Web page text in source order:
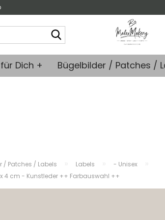
Dich + Bügelbilder / Patches /
/ Patches / Labels Labels - Unisex
x 4 cm - Kunstleder ++ Farbauswahl ++